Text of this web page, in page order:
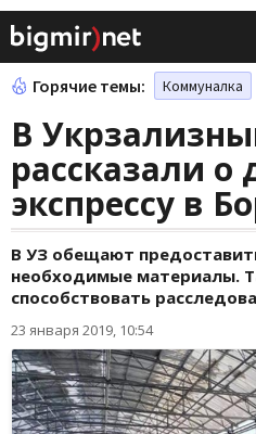
Горячие темы: Коммуналка
В
рассказали о
экспрессу в
В УЗ обещают
необходимые материалы.
способствовать
23 января 2019, 10:54